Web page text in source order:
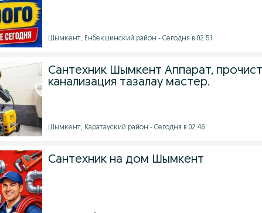
Шымкент, Енбекшинский район - Сегодня в 02:51
Сантехник Шымкент Аппарат,
канализация тазалау мастер.
Шымкент, Каратауский район - Сегодня в 02:46
Сантехник на дом Шымкент